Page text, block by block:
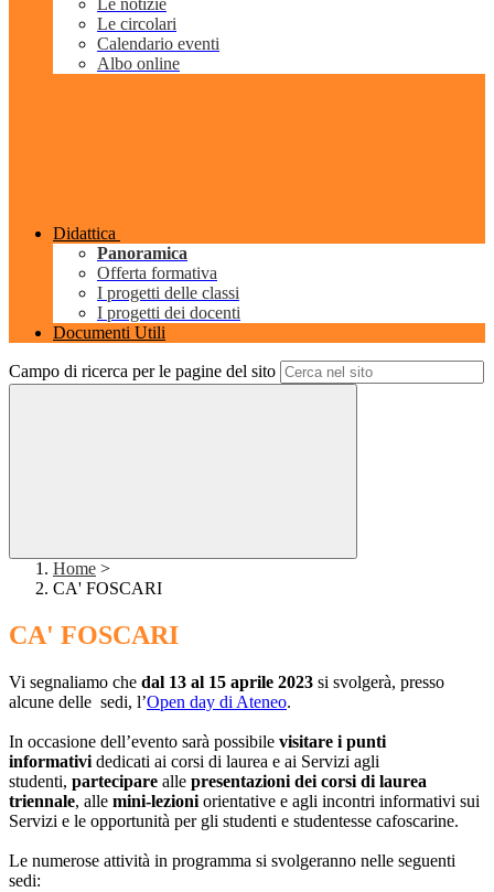
Le notizie
Le circolari
Calendario eventi
Albo online
Didattica
Panoramica
Offerta formativa
I progetti delle classi
I progetti dei docenti
Documenti Utili
Campo di ricerca per le pagine del sito
Home >
CA' FOSCARI
CA' FOSCARI
Vi segnaliamo che dal 13 al 15 aprile 2023 si svolgerà, presso
alcune delle sedi, l’Open day di Ateneo.
In occasione dell’evento sarà possibile visitare i punti
informativi dedicati ai corsi di laurea e ai Servizi agli
studenti, partecipare alle presentazioni dei corsi di laurea
triennale, alle mini-lezioni orientative e agli incontri informativi sui
Servizi e le opportunità per gli studenti e studentesse cafoscarine.
Le numerose attività in programma si svolgeranno nelle seguenti
sedi: